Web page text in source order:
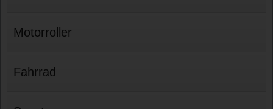
Motorroller
Fahrrad